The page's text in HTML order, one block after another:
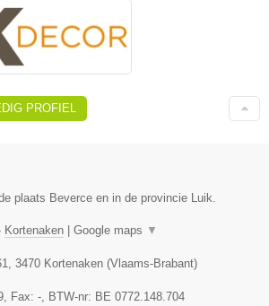
PROFIEL
plaats Beverce en in de provincie Luik.
Kortenaken Google maps ▼
, 3470 Kortenaken (Vlaams-Brabant)
, Fax: -, BTW-nr: BE 0772.148.704